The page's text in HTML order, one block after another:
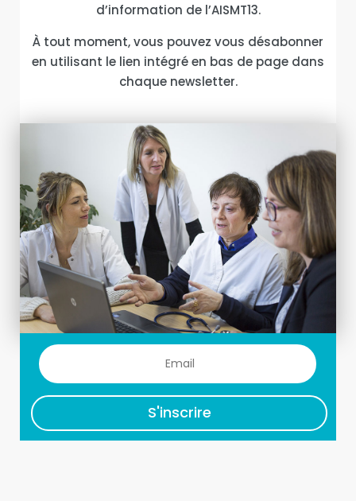
d’information de l’AISMT13.
À tout moment, vous pouvez vous désabonner
en utilisant le lien intégré en bas de page dans
chaque newsletter.
S'inscrire